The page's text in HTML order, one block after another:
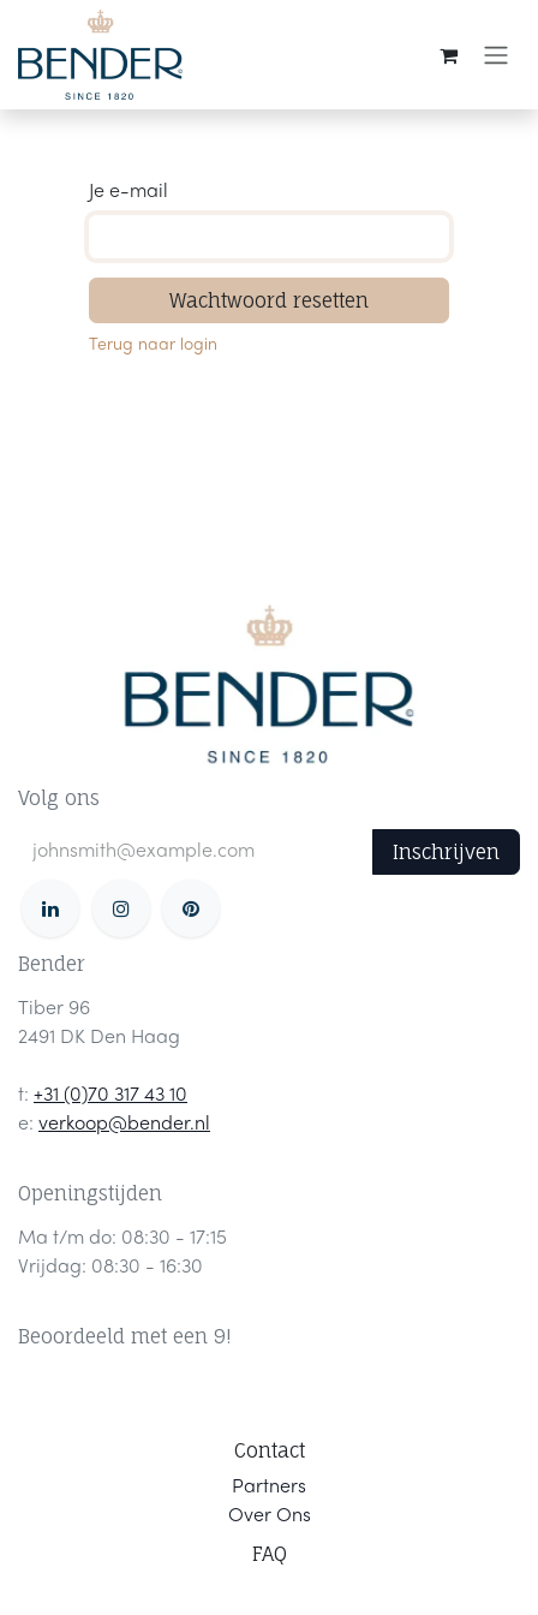
Overslaan naar inhoud
Je e-mail
Wachtwoord resetten
Terug naar login
Volg ons
Inschrijven
Bender
Tiber 96
2491 DK Den Haag
t: +31 (0)70 317 43 10
e: verkoop@bender.nl
Openingstijden
Ma t/m do: 08:30 - 17:15
Vrijdag: 08:30 - 16:30
Beoordeeld met een 9!
Contact
Partners
Over Ons
FAQ